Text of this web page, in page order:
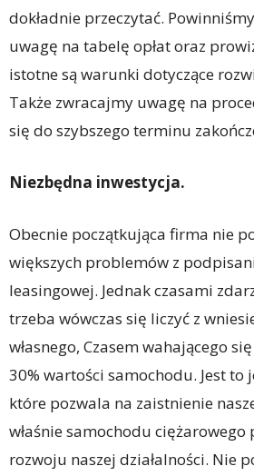
dokładnie przeczytać.
uwagę na tabelę opłat oraz
istotne są warunki dotyczące
Także zwracajmy uwagę na
się do szybszego terminu
Niezbędna inwestycja.
Obecnie początkująca firma nie
większych problemów z
leasingowej. Jednak czasami
trzeba wówczas się liczyć z
własnego, Czasem wahającego
30% wartości samochodu. Jest to
które pozwala na zaistnienie
właśnie samochodu
rozwoju naszej działalności. Nie